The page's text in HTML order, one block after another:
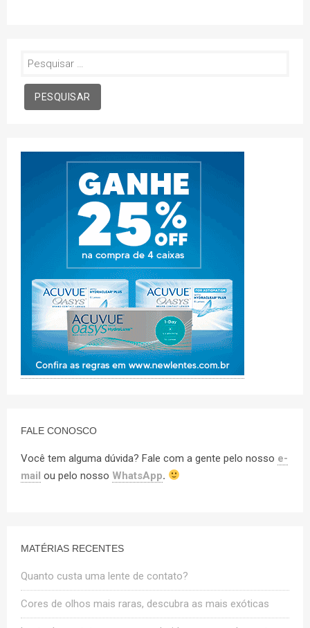
Pesquisar
FALE CONOSCO
Você tem alguma dúvida? Fale com a gente pelo nosso e-
mail ou pelo nosso WhatsApp.
MATÉRIAS RECENTES
Quanto custa uma lente de contato?
Cores de olhos mais raras, descubra as mais exóticas